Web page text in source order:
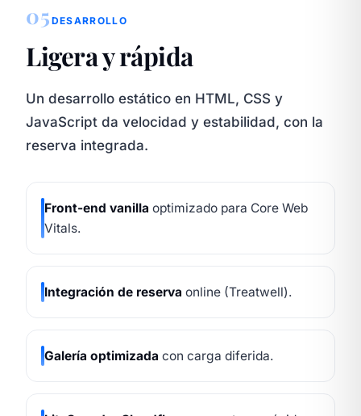
05 DESARROLLO
Ligera y rápida
Un desarrollo estático en HTML, CSS y
JavaScript da velocidad y estabilidad, con la
reserva integrada.
Front-end vanilla optimizado para Core Web
Vitals.
Integración de reserva online (Treatwell).
Galería optimizada con carga diferida.